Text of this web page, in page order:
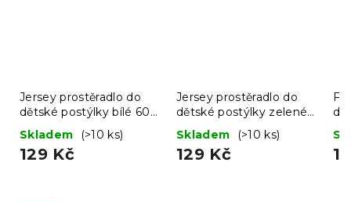
Jersey prostěradlo do
dětské postýlky bílé 60 x
120 cm
Skladem (>10 ks)
129 Kč
Jersey prostěradlo do
dětské postýlky zelené
60 x 120 cm
Skladem (>10 ks)
129 Kč